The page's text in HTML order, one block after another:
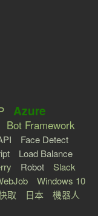
Azure
Bot Framework
Face Detect
Load Balance
Robot
Slack
Windows 10
取 日本 機器人